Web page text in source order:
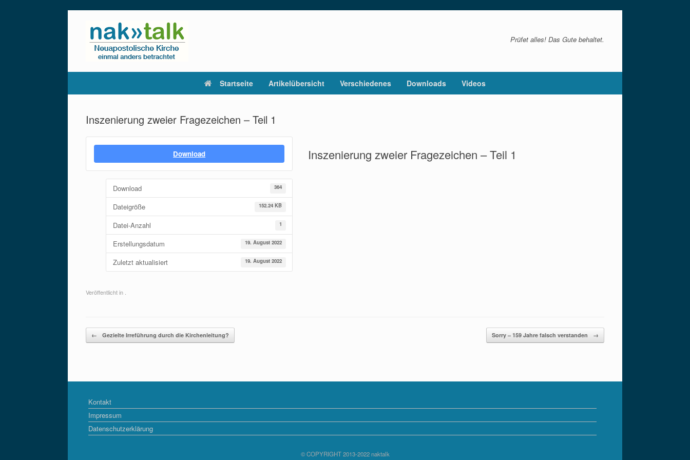
Prüfet alles! Das Gute behaltet.
Startseite Artikelübersicht Verschiedenes Downloads Videos
Inszenierung zweier Fragezeichen – Teil 1
Download
Download 364
Dateigröße 152.24 KB
Datei-Anzahl 1
Erstellungsdatum 19. August 2022
Zuletzt aktualisiert 19. August 2022
Inszenierung zweier Fragezeichen – Teil 1
Veröffentlicht in .
Beitragsnavigation
← Gezielte Irreführung durch die Kirchenleitung? Sorry – 159 Jahre falsch verstanden →
Kontakt
Impressum
Datenschutzerklärung
© COPYRIGHT 2013-2022 naktalk